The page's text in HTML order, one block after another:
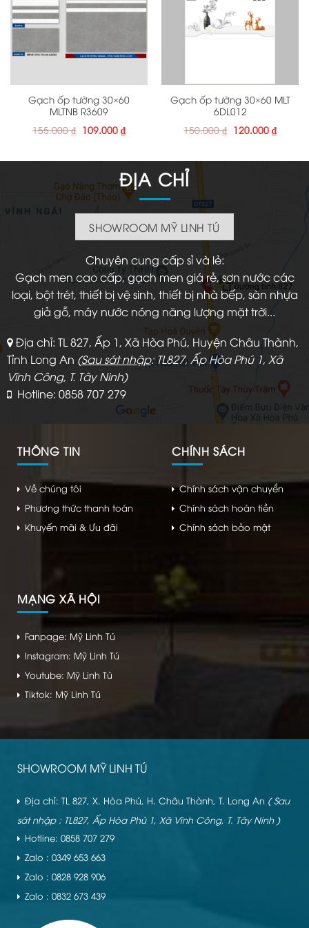
Gạch ốp tường 30×60
MLTNB R3609
155.000₫ Giá
gốc
109.000 ₫Giá
hiện
109.000 ₫.
Gạch ốp tường 30×60 MLT
6DL012
150.000₫ Giá
gốc
120.000 ₫Giá
hiện
ĐỊA CHỈ
SHOWROOM MỸ LINH TÚ
Chuyên cung cấp sỉ và lẻ:
Gạch men cao cấp, gạch men giá rẻ, sơn nước các
loại, bột trét, thiết bị vệ sinh, thiết bị nhà bếp, sàn nhựa
giả gỗ, máy nước nóng năng lượng mặt trời...
Địa chỉ: TL 827, Ấp 1, Xã Hòa Phú, Huyện Châu Thành,
Tỉnh Long An (Sau sát nhập: TL827, Ấp Hòa Phú 1, Xã
Vĩnh Công, T. Tây Ninh)
Hotline: 0858 707 279
THÔNG TIN
Về chúng tôi
Phương thức thanh toán
Khuyến mãi & Ưu đãi
CHÍNH SÁCH
Chính sách vận chuyển
Chính sách hoàn tiền
Chính sách bảo mật
MẠNG XÃ HỘI
Fanpage: Mỹ Linh Tú
Instagram: Mỹ Linh Tú
Youtube: Mỹ Linh Tú
Tiktok: Mỹ Linh Tú
SHOWROOM MỸ LINH TÚ
Địa chỉ: TL 827, X. Hòa Phú, H. Châu Thành, T. Long An ( Sau
sát nhập : TL827, Ấp Hòa Phú 1, Xã Vĩnh Công, T. Tây Ninh )
Hotline: 0858 707 279
Zalo : 0349 653 663
Zalo : 0828 928 906
Zalo : 0832 673 439